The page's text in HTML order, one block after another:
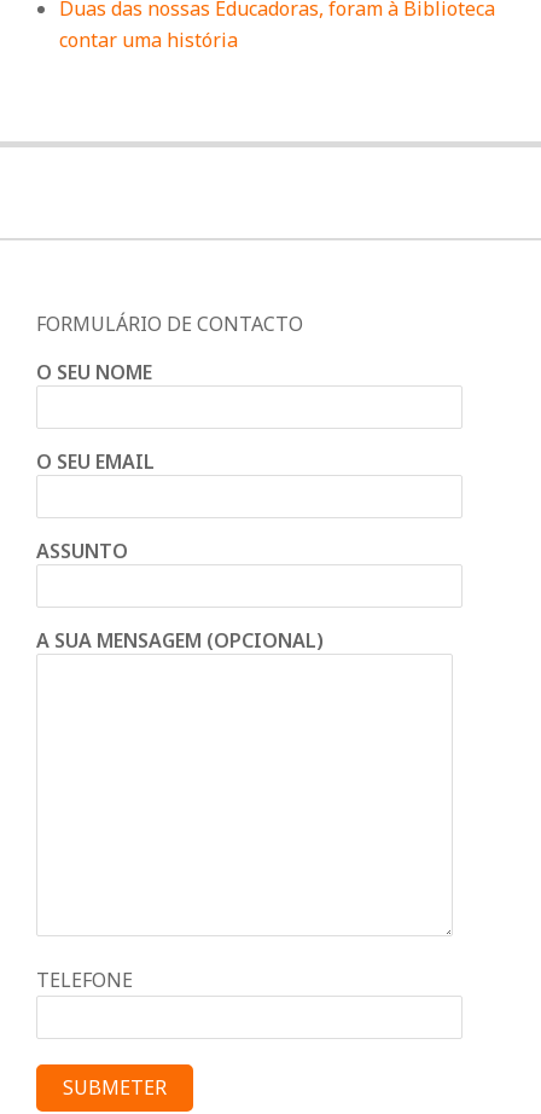
Duas das nossas Educadoras, foram à Biblioteca
contar uma história
FORMULÁRIO DE CONTACTO
O SEU NOME
O SEU EMAIL
ASSUNTO
A SUA MENSAGEM (OPCIONAL)
TELEFONE